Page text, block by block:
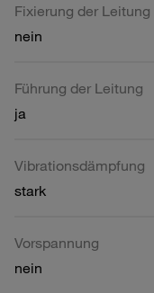
Fixierung der Leitung
nein
Führung der Leitung
ja
Vibrationsdämpfung
stark
Vorspannung
nein